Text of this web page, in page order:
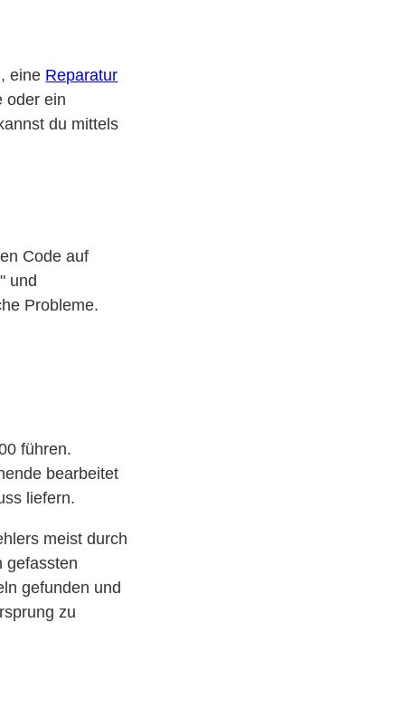
eine Reparatur
oder ein
du mittels
Code auf
und
Probleme.
führen.
bearbeitet
liefern.
meist durch
gefassten
gefunden und
zu